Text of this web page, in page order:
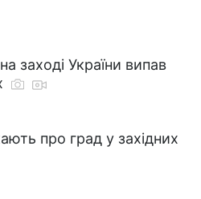
заході України випав
про град у західних